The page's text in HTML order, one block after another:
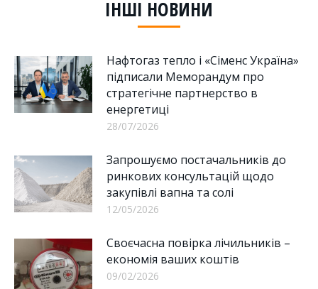
ІНШІ НОВИНИ
Нафтогаз тепло і «Сіменс Україна»
підписали Меморандум про
стратегічне партнерство в
енергетиці
28/07/2026
Запрошуємо постачальників до
ринкових консультацій щодо
закупівлі вапна та солі
12/05/2026
Своєчасна повірка лічильників –
економія ваших коштів
09/02/2026